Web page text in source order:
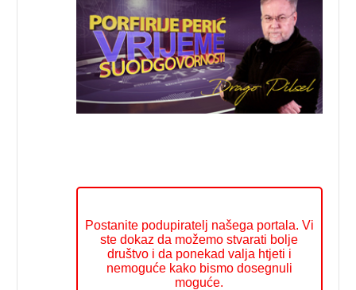
Postanite podupiratelj našega portala. Vi
ste dokaz da možemo stvarati bolje
društvo i da ponekad valja htjeti i
nemoguće kako bismo dosegnuli
moguće.